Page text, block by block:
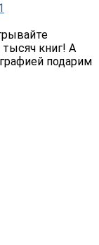
книг! А
подарим